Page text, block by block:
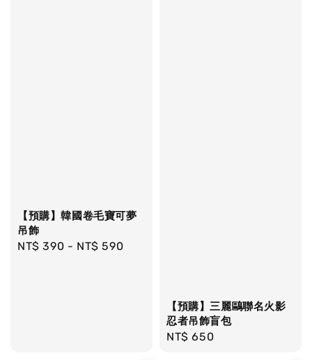
【預購】韓國卷毛寶可夢
吊飾
Regular
NT$ 390 - NT$ 590
【預購】三麗鷗聯名火影
忍者吊飾盲包
Regular
NT$ 650